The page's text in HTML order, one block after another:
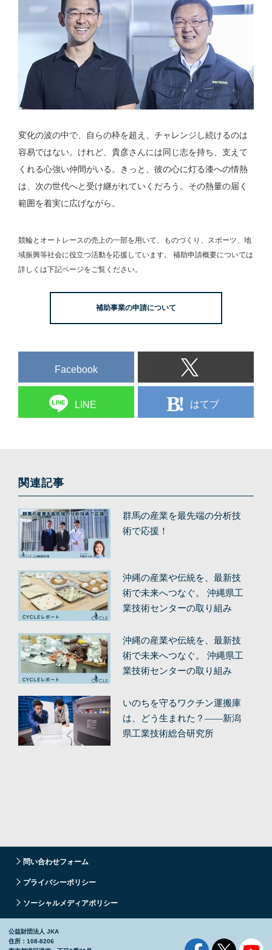
変化の波の中で、自らの枠を超え、チャレンジし続けるのは
容易ではない。けれど、貴彦さんには同じ志を持ち、支えて
くれる心強い仲間がいる。きっと、彼の心に灯る漆への情熱
は、次の世代へと受け継がれていくだろう。その熱量の届く
範囲を着実に広げながら。
競輪とオートレースの売上の一部を用いて、
ものづくり、スポーツ、地
域振興等社会に役立つ活動を応援しています。
補助申請概要については
詳しくは下記ページをご覧ください。
補助事業の申請について
Facebook
LINE はてブ
関連記事
群馬の産業を最先端の分析技
術で応援！
沖縄の産業や伝統を、最新技
術で未来へつなぐ。 沖縄県工
業技術センターの取り組み
沖縄の産業や伝統を、最新技
術で未来へつなぐ。 沖縄県工
業技術センターの取り組み
いのちを守るワクチン運搬庫
は、どう生まれた？——新潟
県工業技術総合研究所
問い合わせフォーム
プライバシーポリシー
ソーシャルメディアポリシー
公益財団法人 JKA
住所：108-8206